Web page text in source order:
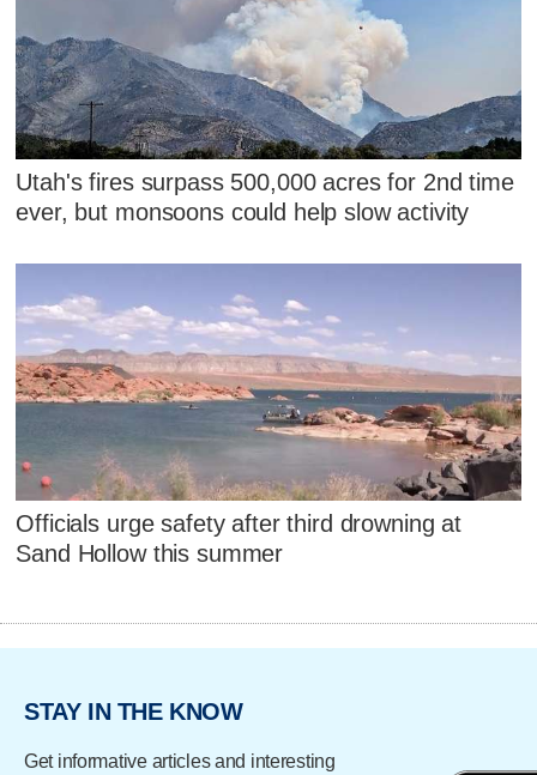
Utah's fires surpass 500,000 acres for 2nd time
ever, but monsoons could help slow activity
Officials urge safety after third drowning at
Sand Hollow this summer
STAY IN THE KNOW
Get informative articles and interesting